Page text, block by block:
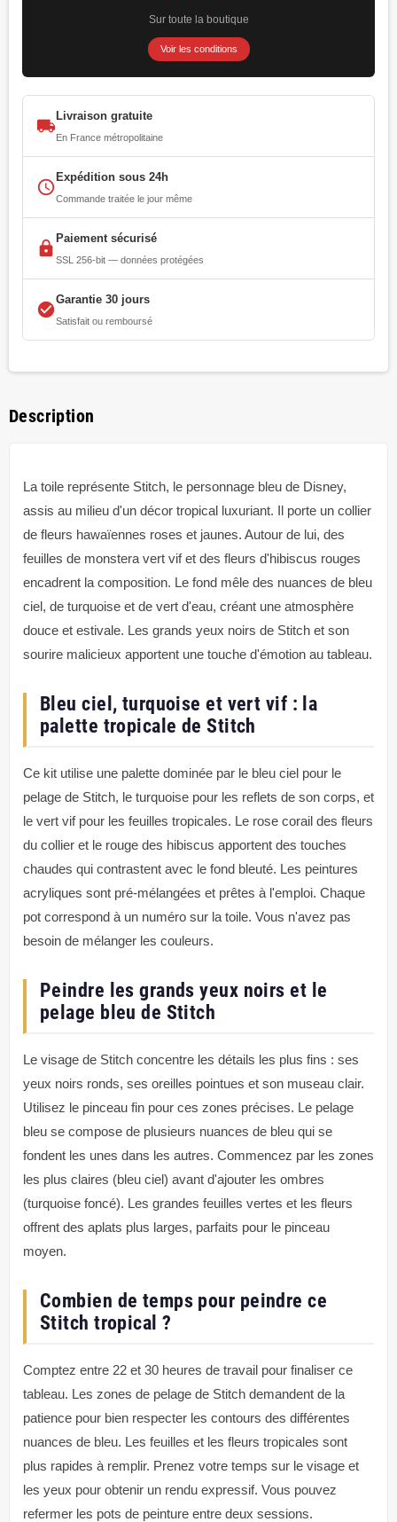
Sur toute la boutique
Voir les conditions
local_shipping
Livraison gratuite
En France métropolitaine
access_time
Expédition sous 24h
Commande traitée le jour même
lock
Paiement sécurisé
SSL 256-bit — données protégées
check_circle
Garantie 30 jours
Satisfait ou remboursé
Description
La toile représente Stitch, le personnage bleu de Disney,
assis au milieu d'un décor tropical luxuriant. Il porte un collier
de fleurs hawaïennes roses et jaunes. Autour de lui, des
feuilles de monstera vert vif et des fleurs d'hibiscus rouges
encadrent la composition. Le fond mêle des nuances de bleu
ciel, de turquoise et de vert d'eau, créant une atmosphère
douce et estivale. Les grands yeux noirs de Stitch et son
sourire malicieux apportent une touche d'émotion au tableau.
Bleu ciel, turquoise et vert vif : la
palette tropicale de Stitch
Ce kit utilise une palette dominée par le bleu ciel pour le
pelage de Stitch, le turquoise pour les reflets de son corps, et
le vert vif pour les feuilles tropicales. Le rose corail des fleurs
du collier et le rouge des hibiscus apportent des touches
chaudes qui contrastent avec le fond bleuté. Les peintures
acryliques sont pré-mélangées et prêtes à l'emploi. Chaque
pot correspond à un numéro sur la toile. Vous n'avez pas
besoin de mélanger les couleurs.
Peindre les grands yeux noirs et le
pelage bleu de Stitch
Le visage de Stitch concentre les détails les plus fins : ses
yeux noirs ronds, ses oreilles pointues et son museau clair.
Utilisez le pinceau fin pour ces zones précises. Le pelage
bleu se compose de plusieurs nuances de bleu qui se
fondent les unes dans les autres. Commencez par les zones
les plus claires (bleu ciel) avant d'ajouter les ombres
(turquoise foncé). Les grandes feuilles vertes et les fleurs
offrent des aplats plus larges, parfaits pour le pinceau
moyen.
Combien de temps pour peindre ce
Stitch tropical ?
Comptez entre 22 et 30 heures de travail pour finaliser ce
tableau. Les zones de pelage de Stitch demandent de la
patience pour bien respecter les contours des différentes
nuances de bleu. Les feuilles et les fleurs tropicales sont
plus rapides à remplir. Prenez votre temps sur le visage et
les yeux pour obtenir un rendu expressif. Vous pouvez
refermer les pots de peinture entre deux sessions.